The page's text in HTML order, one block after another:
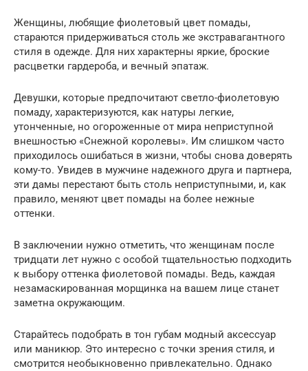
Женщины, любящие фиолетовый цвет помады,
стараются придерживаться столь же экстравагантного
стиля в одежде. Для них характерны яркие, броские
расцветки гардероба, и вечный эпатаж.
Девушки, которые предпочитают светло-фиолетовую
помаду, характеризуются, как натуры легкие,
утонченные, но огороженные от мира неприступной
внешностью «Снежной королевы». Им слишком часто
приходилось ошибаться в жизни, чтобы снова доверять
кому-то. Увидев в мужчине надежного друга и партнера,
эти дамы перестают быть столь неприступными, и, как
правило, меняют цвет помады на более нежные
оттенки.
В заключении нужно отметить, что женщинам после
тридцати лет нужно с особой тщательностью подходить
к выбору оттенка фиолетовой помады. Ведь, каждая
незамаскированная морщинка на вашем лице станет
заметна окружающим.
Старайтесь подобрать в тон губам модный аксессуар
или маникюр. Это интересно с точки зрения стиля, и
смотрится необыкновенно привлекательно. Однако